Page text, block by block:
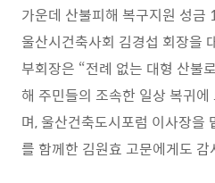
가운데 산불피해 복구지원 성
울산시건축사회 김경섭 회장을
부회장은 “전례 없는 대형 산불
해 주민들의 조속한 일상 복귀
며, 울산건축도시포럼 이사장을
를 함께한 김원효 고문에게도